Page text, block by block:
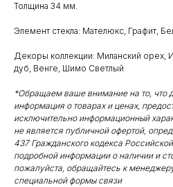
Толщина 34 мм.
Элемент стекла: Мателюкс, Графит,
Декоры коллекции: Миланский орех,
дуб, Венге, Шимо Светлый
*Обращаем ваше внимание на то, что
информация о товарах и ценах,
исключительно информационный
не является публичной офертой,
437 Гражданского кодекса
подробной информации о наличии и
пожалуйста, обращайтесь к
специальной формы связи